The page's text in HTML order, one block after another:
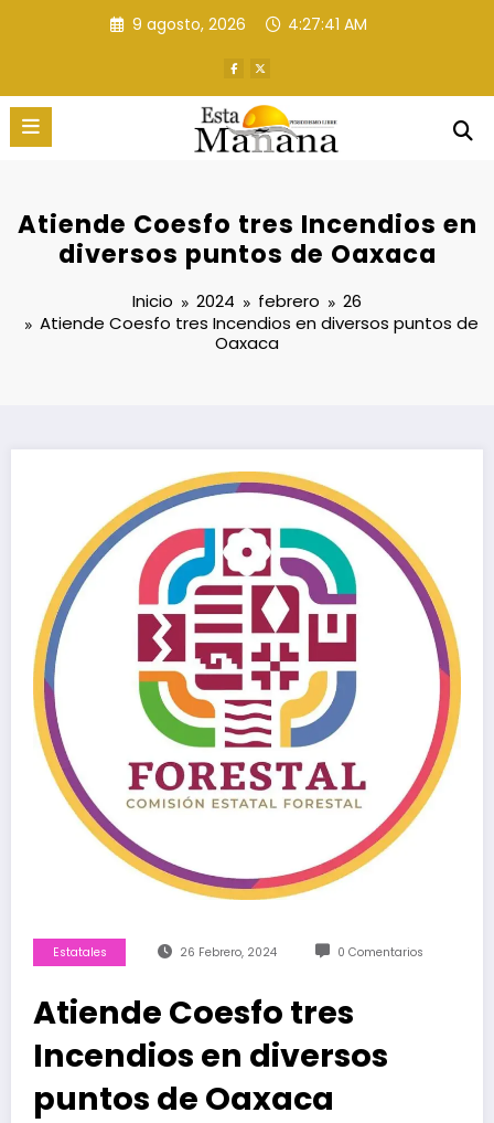
9 agosto, 2026 4:27:42 AM
Atiende Coesfo tres Incendios en
diversos puntos de Oaxaca
Inicio 2024 febrero
26
Atiende Coesfo tres Incendios en diversos puntos de
Oaxaca
Estatales 26 Febrero, 2024 0 Comentarios
Atiende Coesfo tres
Incendios en diversos
puntos de Oaxaca